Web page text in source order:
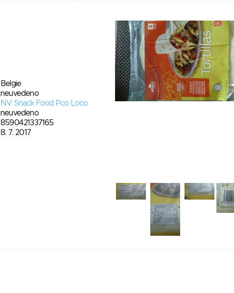
Belgie
neuvedeno
NV Snack Food Pco Loco
neuvedeno
8590421337165
8. 7. 2017